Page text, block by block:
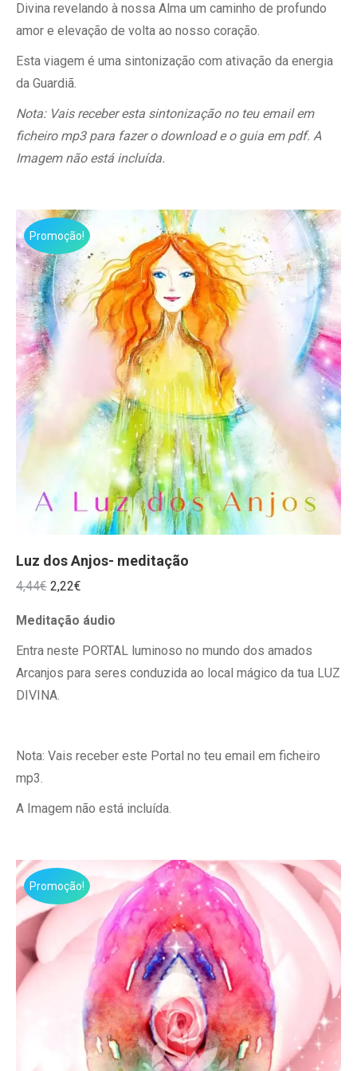
Divina revelando à nossa Alma um caminho de profundo
amor e elevação de volta ao nosso coração.
Esta viagem é uma sintonização com ativação da energia
da Guardiã.
Nota: Vais receber esta sintonização no teu email em
ficheiro mp3 para fazer o download e o guia em pdf. A
Imagem não está incluída.
Promoção!
Luz dos Anjos- meditação
4,44€ O
original
era:
4,44€.
2,22€
atual
é:
2,22€.
Meditação áudio
Entra neste PORTAL luminoso no mundo dos amados
Arcanjos para seres conduzida ao local mágico da tua LUZ
DIVINA.
Nota: Vais receber este Portal no teu email em ficheiro
mp3.
A Imagem não está incluída.
Promoção!